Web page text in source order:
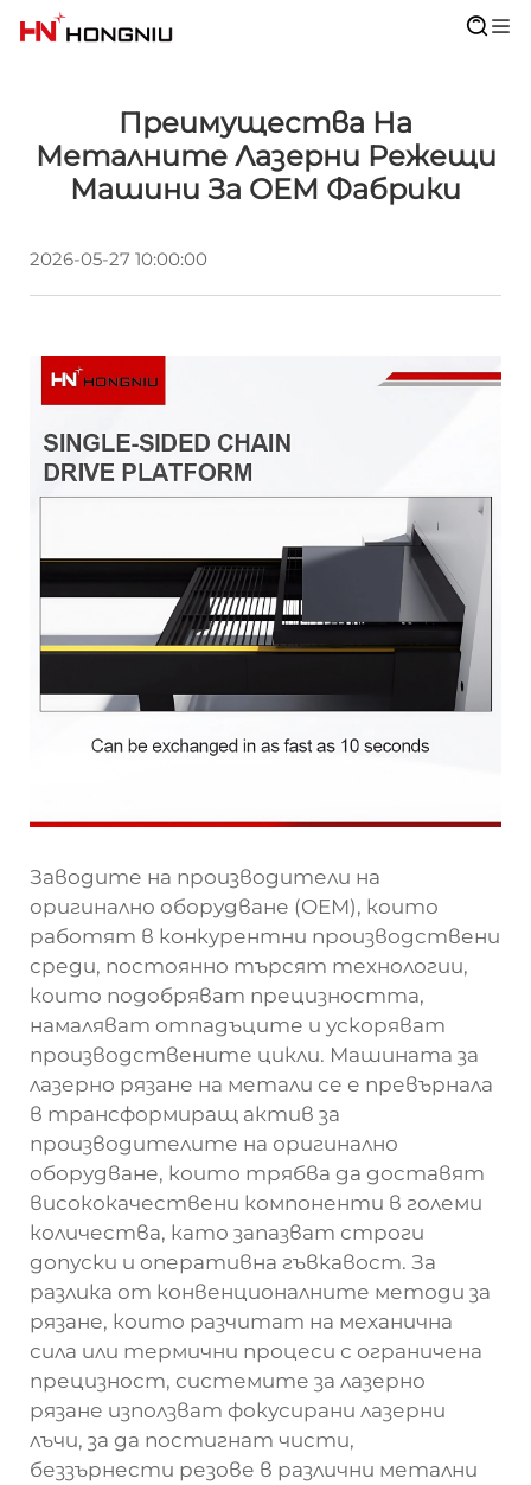
Преимущества На
Металните Лазерни Режещи
Машини За OEM Фабрики
2026-05-27 10:00:00
Заводите на производители на
оригинално оборудване (OEM), които
работят в конкурентни производствени
среди, постоянно търсят технологии,
които подобряват прецизността,
намаляват отпадъците и ускоряват
производствените цикли. Машината за
лазерно рязане на метали се е превърнала
в трансформиращ актив за
производителите на оригинално
оборудване, които трябва да доставят
висококачествени компоненти в големи
количества, като запазват строги
допуски и оперативна гъвкавост. За
разлика от конвенционалните методи за
рязане, които разчитат на механична
сила или термични процеси с ограничена
прецизност, системите за лазерно
рязане използват фокусирани лазерни
лъчи, за да постигнат чисти,
беззърнести резове в различни метални